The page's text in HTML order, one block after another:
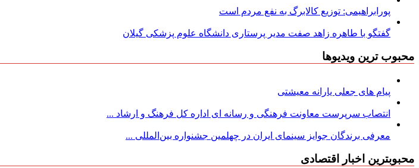
پورابراهیمی: توزیع کالابرگ به نفع مردم است
گفتگو با طاهره زاهد صفت مدیر پرستاری دانشگاه علوم پزشکی گیلان
محبوب ترین ویدیوها
پیام های جعلی یارانه معیشتی
انتصاب سرپرست معاونت فرهنگی و رسانه ای اداره کل فرهنگ و ارشاد ...
معرفی برندگان جوایز سینمای ایران در چهلمین جشنواره بین‌المللی ...
محبوبترین اخبار اقتصادی